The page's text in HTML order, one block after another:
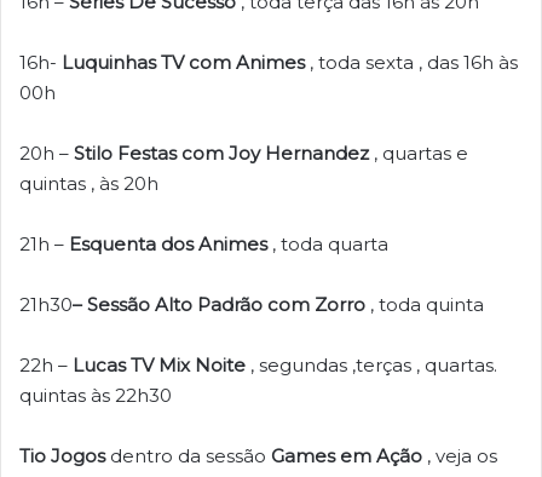
16h- Luquinhas TV com Animes, toda sexta , das 16h às
00h
20h – Stilo Festas com Joy Hernandez, quartas e
quintas , às 20h
21h – Esquenta dos Animes, toda quarta
21h30– Sessão Alto Padrão com Zorro , toda quinta
22h – Lucas TV Mix Noite , segundas ,terças , quartas.
quintas às 22h30
Tio Jogosdentro da sessão Games em Ação , veja os